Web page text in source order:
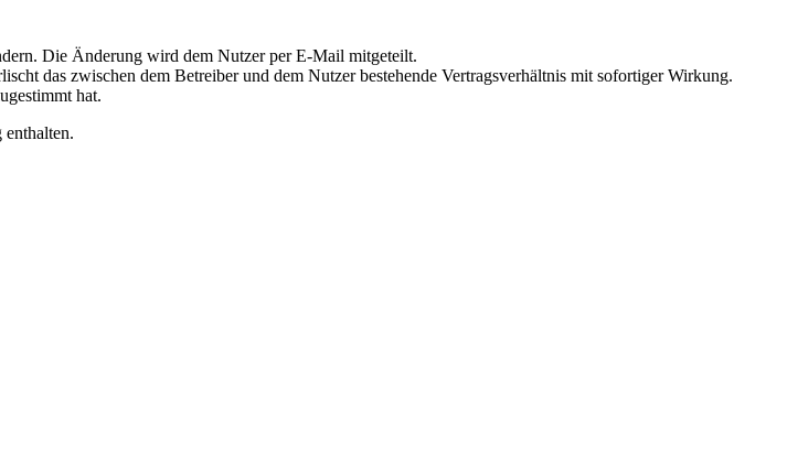
Die Änderung wird dem Nutzer per E-Mail mitgeteilt.
das zwischen dem Betreiber und dem Nutzer bestehende Vertragsverhältnis mit sofortiger Wirkung.
hat.